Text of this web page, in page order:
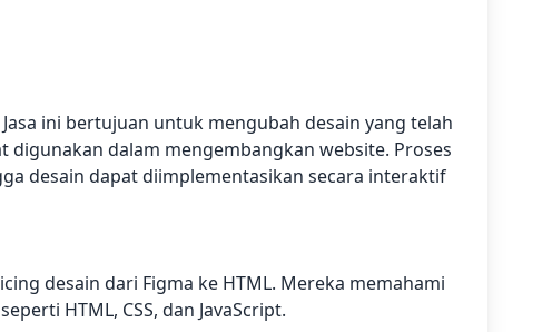
ini bertujuan untuk mengubah desain yang telah
digunakan dalam mengembangkan website. Proses
desain dapat diimplementasikan secara interaktif
desain dari Figma ke HTML. Mereka memahami
HTML, CSS, dan JavaScript.